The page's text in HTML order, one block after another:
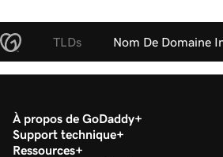
TLDs Nom De Domaine
À propos de GoDaddy
Support technique
Ressources